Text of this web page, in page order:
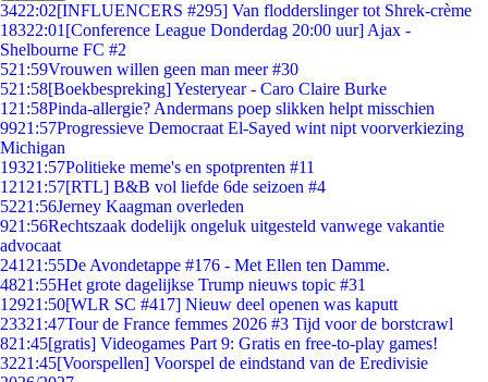
3422:02[INFLUENCERS #295] Van flodderslinger tot Shrek-crème
18322:01 [Conference League Donderdag 20:00 uur] Ajax -
Shelbourne FC #2
521:59Vrouwen willen geen man meer #30
521:58[Boekbespreking] Yesteryear - Caro Claire Burke
1 21:58Pinda-allergie? Andermans poep slikken helpt misschien
9921:57Progressieve Democraat El-Sayed wint nipt voorverkiezing
Michigan
19321:57Politieke meme's en spotprenten #11
121 21:57[RTL] B&B vol liefde 6de seizoen #4
5221:56Jerney Kaagman overleden
921:56Rechtszaak dodelijk ongeluk uitgesteld vanwege vakantie
advocaat
241 21:55De Avondetappe #176 - Met Ellen ten Damme.
4821:55Het grote dagelijkse Trump nieuws topic #31
12921:50[WLR SC #417] Nieuw deel openen was kaputt
23321:47Tour de France femmes 2026 #3 Tijd voor de borstcrawl
821:45[gratis] Videogames Part 9: Gratis en free-to-play games!
3221:45[Voorspellen] Voorspel de eindstand van de Eredivisie